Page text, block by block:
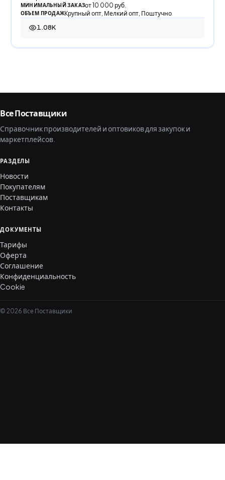
МИНИМАЛЬНЫЙ ЗАКАЗот 10 000 руб.
ОБЪЕМ ПРОДАЖКрупный опт, Мелкий опт, Поштучно
1.08K
1 076 просмотров
Все Поставщики
Справочник производителей и оптовиков для закупок и
маркетплейсов.
РАЗДЕЛЫ
Новости
Покупателям
Поставщикам
Контакты
ДОКУМЕНТЫ
Тарифы
Оферта
Соглашение
Конфиденциальность
Cookie
© 2026 Все Поставщики